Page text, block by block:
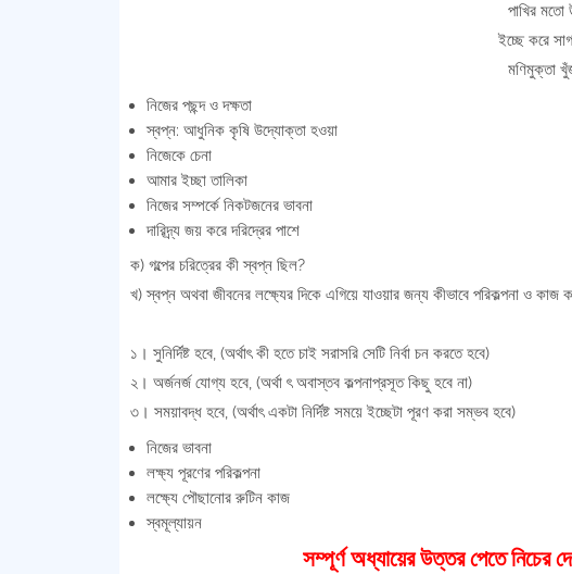
পাখির মতো
ইচ্ছে করে
মণিমুক্তা
নিজের পছন্দ ও দক্ষতা
স্বপ্ন: আধুনিক কৃষি উদ্যোক্তা হওয়া
নিজেকে চেনা
আমার ইচ্ছা তালিকা
নিজের সম্পর্কে নিকটজনের ভাবনা
দারিদ্র্য জয় করে দরিদ্রের পাশে
ক) গল্পের চরিত্রের কী স্বপ্ন ছিল?
খ) স্বপ্ন অথবা জীবনের লক্ষ্যের দিকে এগিয়ে যাওয়ার জন্য কীভাবে পরিকল্পনা ও কাজ
১। সুনির্দিষ্ট হবে, (অর্থাৎ কী হতে চাই সরাসরি সেটি নির্বা চন করতে হবে)
২। অর্জনর্জ যোগ্য হবে, (অর্থা ৎ অবাস্তব কল্পনাপ্রসূত কিছু হবে না)
৩। সময়াবদ্ধ হবে, (অর্থাৎ একটা নির্দিষ্ট সময়ে ইচ্ছেটা পূরণ করা সম্ভব হবে)
নিজের ভাবনা
লক্ষ্য পূরণের পরিকল্পনা
লক্ষ্যে পৌছানোর রুটিন কাজ
স্বমূল্যায়ন
সম্পূর্ণ অধ্যায়ের উত্তর পেতে নিচের